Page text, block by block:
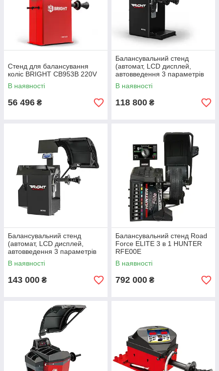
Стенд для балансування
коліс BRIGHT CB953B 220V
В наявності
56 496 ₴
Балансувальний стенд
(автомат, LCD дисплей,
автовведення 3 параметрів
колеса) BRIGHT CB75S 220V
В наявності
118 800 ₴
Балансувальний стенд
(автомат, LCD дисплей,
автовведення 3 параметрів
колеса) CB76S 220V
В наявності
143 000 ₴
Балансувальний стенд Road
Force ELITE 3 в 1 HUNTER
RFE00E
В наявності
792 000 ₴